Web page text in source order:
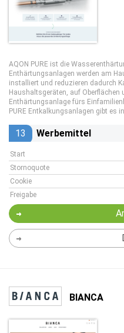
AQON PURE ist die
Enthärtungsanlagen werden am
installiert und reduzieren dadurch
Haushaltsgeräten, auf Oberflächen
Enthärtungsanlage fürs
PURE Entkalkungsanlagen gibt es
13 Werbemittel
Start
Stornoquote
Cookie
Freigabe
BIANCA